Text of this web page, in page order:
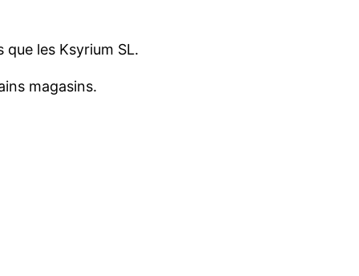
les Ksyrium SL.
magasins.